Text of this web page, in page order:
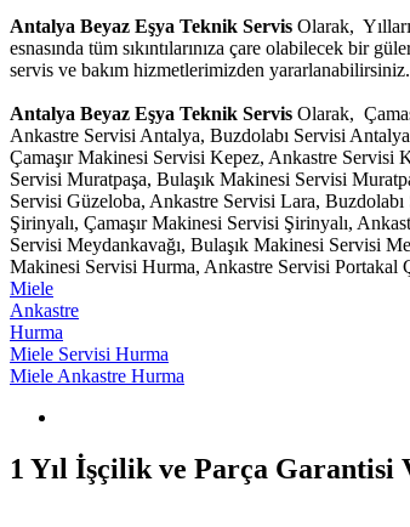
Antalya Beyaz Eşya Teknik Servis Olarak,
esnasında tüm sıkıntılarınıza çare olabilecek bir
servis ve bakım hizmetlerimizden
Antalya Beyaz Eşya Teknik Servis Olarak,
Ankastre Servisi Antalya, Buzdolabı Servisi
Çamaşır Makinesi Servisi Kepez, Ankastre Servisi
Servisi Muratpaşa, Bulaşık Makinesi Servisi
Servisi Güzeloba, Ankastre Servisi Lara,
Şirinyalı, Çamaşır Makinesi Servisi Şirinyalı,
Servisi Meydankavağı, Bulaşık Makinesi Servisi
Makinesi Servisi Hurma, Ankastre Servisi Portakal
Miele
Ankastre
Hurma
Miele Servisi Hurma
Miele Ankastre Hurma
1 Yıl İşçilik ve Parça